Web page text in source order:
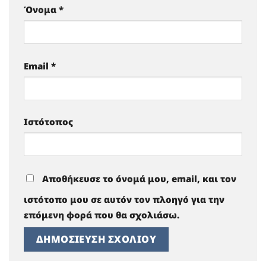
Όνομα *
Email *
Ιστότοπος
Αποθήκευσε το όνομά μου, email, και τον
ιστότοπο μου σε αυτόν τον πλοηγό για την
επόμενη φορά που θα σχολιάσω.